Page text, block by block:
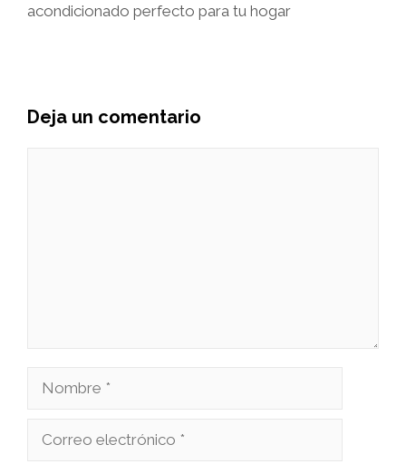
acondicionado perfecto para tu hogar
Deja un comentario
Nombre
Correo